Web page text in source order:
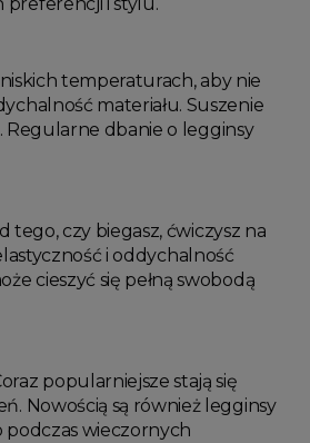
temperaturach, aby nie
materiału. Suszenie
Regularne dbanie o legginsy
tego, czy biegasz, ćwiczysz na
i oddychalność
cieszyć się pełną swobodą
popularniejsze stają się
Nowością są również legginsy
wieczornych